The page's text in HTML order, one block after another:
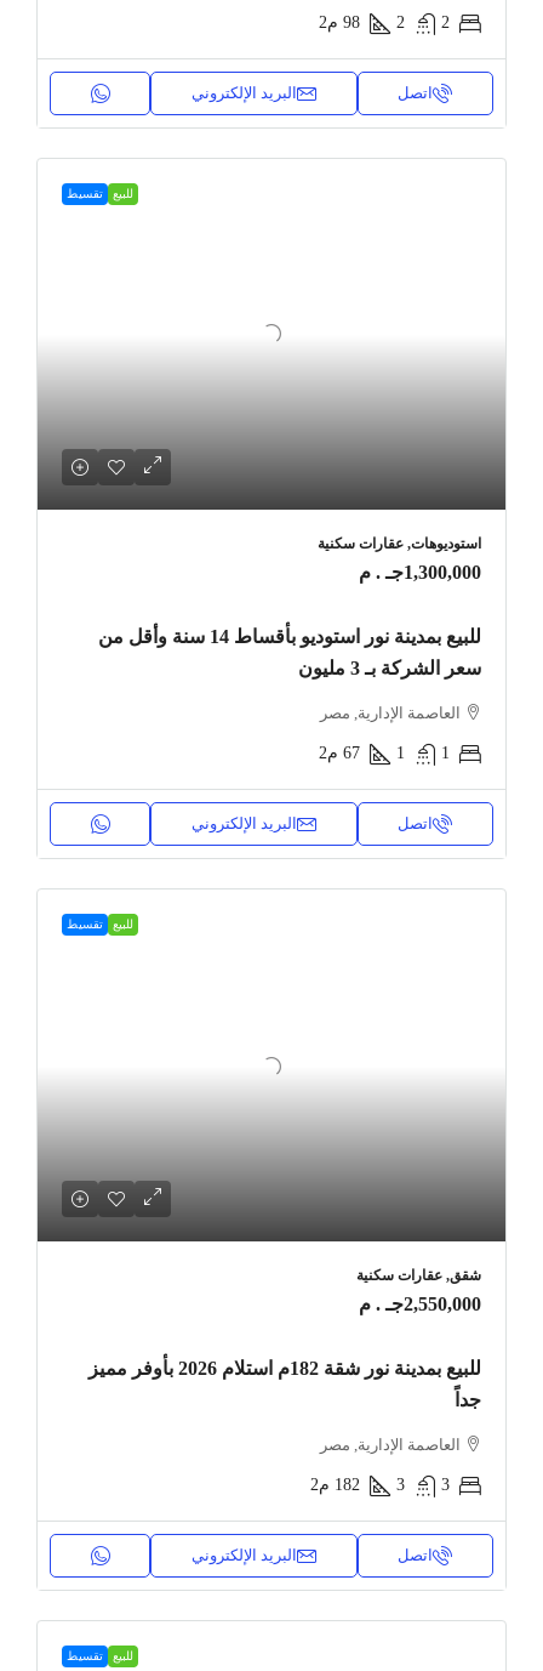
2
2
98 م2
اتصل البريد الإلكتروني
للبيع تقسيط
استوديوهات, عقارات سكنية
1,300,000جـ . م
للبيع بمدينة نور استوديو بأقساط 14 سنة وأقل من
سعر الشركة بـ 3 مليون
العاصمة الإدارية, مصر
1
1
67 م2
اتصل البريد الإلكتروني
للبيع تقسيط
شقق, عقارات سكنية
2,550,000جـ . م
للبيع بمدينة نور شقة 182م استلام 2026 بأوفر مميز
جداً
العاصمة الإدارية, مصر
3
3
182 م2
اتصل البريد الإلكتروني
للبيع تقسيط